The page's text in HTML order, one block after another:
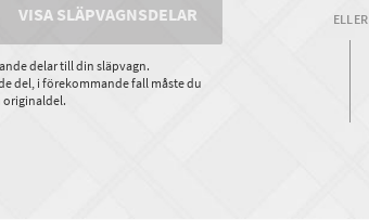
VISA SLÄPVAGNSDELAR
delar till din släpvagn.
del, i förekommande fall måste du
originaldel.
ELLER